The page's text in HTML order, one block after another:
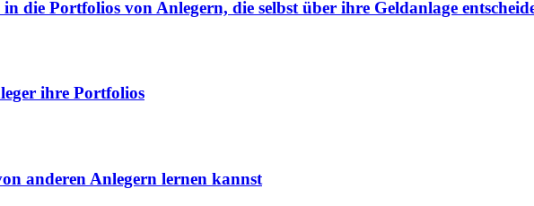
die Portfolios von Anlegern, die selbst über ihre Geldanlage
ihre Portfolios
anderen Anlegern lernen kannst